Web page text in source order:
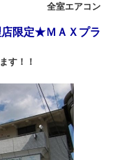
コン
限定★ＭＡＸプラ
す！！